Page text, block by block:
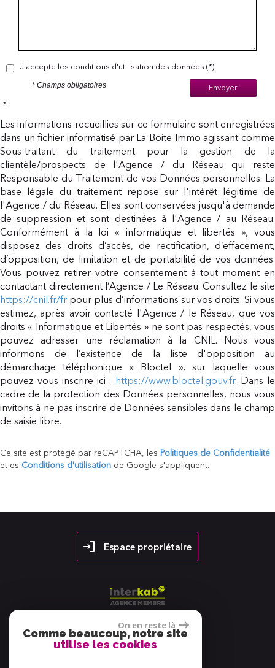
J'accepte les conditions d'utilisation des données (*)
Envoyer
* Champs obligatoires
* :
Les informations recueillies sur ce formulaire sont enregistrées
dans un fichier informatisé par La Boite Immo agissant comme
Sous-traitant du traitement pour la gestion de la
clientèle/prospects de l'Agence / du Réseau qui reste
Responsable du Traitement de vos Données personnelles. La
base légale du traitement repose sur l'intérêt légitime de
l'Agence / du Réseau. Elles sont conservées jusqu'à demande
de suppression et sont destinées à l'Agence / au Réseau.
Conformément à la loi « informatique et libertés », vous
disposez des droits d’accès, de rectification, d’effacement,
d’opposition, de limitation et de portabilité de vos données.
Vous pouvez retirer votre consentement à tout moment en
contactant directement l’Agence / Le Réseau. Consultez le site
https://cnil.fr/fr pour plus d’informations sur vos droits. Si vous
estimez, après avoir contacté l'Agence / le Réseau, que vos
droits « Informatique et Libertés » ne sont pas respectés, vous
pouvez adresser une réclamation à la CNIL. Nous vous
informons de l’existence de la liste d'opposition au
démarchage téléphonique « Bloctel », sur laquelle vous
pouvez vous inscrire ici : https://www.bloctel.gouv.fr. Dans le
cadre de la protection des Données personnelles, nous vous
invitons à ne pas inscrire de Données sensibles dans le champ
de saisie libre.
Ce site est protégé par reCAPTCHA, les Politiques de Confidentialité
et es Conditions d'utilisation de Google s'appliquent.
Espace propriétaire
38 avis
On en reste là
Comme beaucoup, notre site
utilise les cookies